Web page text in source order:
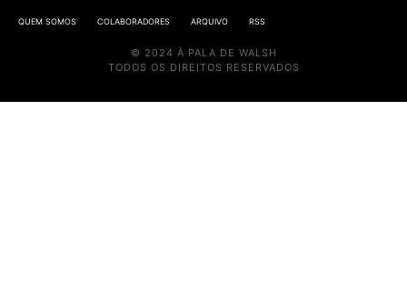
QUEM SOMOS COLABORADORES ARQUIVO RSS
© 2024 À PALA DE WALSH
TODOS OS DIREITOS RESERVADOS